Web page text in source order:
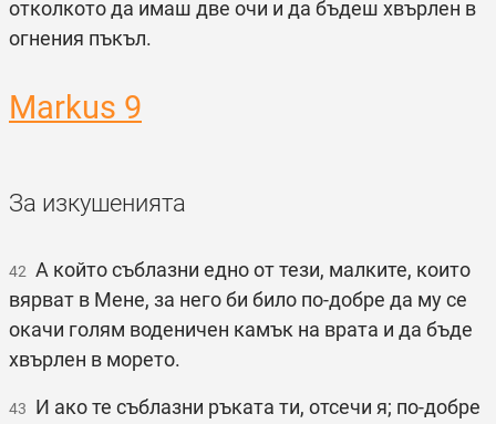
отколкото да имаш две очи и да бъдеш хвърлен в
огнения пъкъл.
Markus 9
За изкушенията
42 А който съблазни едно от тези, малките, които
вярват в Мене, за него би било по-добре да му се
окачи голям воденичен камък на врата и да бъде
хвърлен в морето.
43 И ако те съблазни ръката ти, отсечи я; по-добре